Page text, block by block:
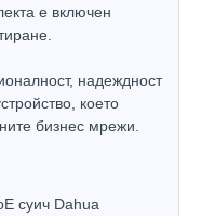
е включен
надеждност
което
бизнес мрежи.
суич Dahua